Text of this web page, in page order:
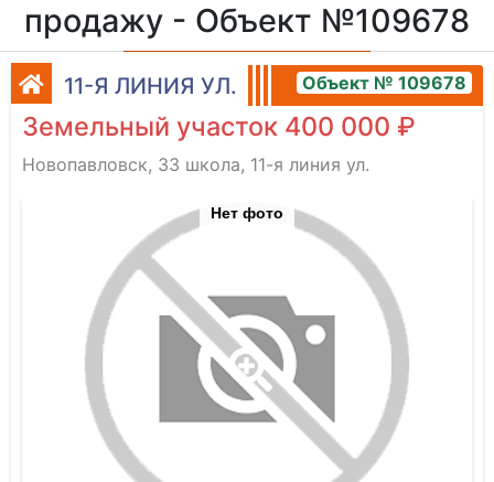
продажу - Объект №109678
11-Я ЛИНИЯ УЛ. Объект № 109678
Земельный участок 400 000 ₽
Новопавловск, 33 школа, 11-я линия ул.
Нет фото